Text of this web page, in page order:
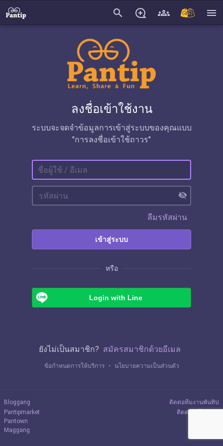
search menu
ลงชื่อเข้าใช้งาน
ระบบจะจดจำข้อมูลการเข้าสู่ระบบของคุณแบบ
"การลงชื่อเข้าใช้ถาวร"
visibility_off
ลืมรหัสผ่าน
เข้าสู่ระบบ
หรือ
Login with Line
ยังไม่เป็นสมาชิก? สมัครสมาชิกด้วยอีเมล
ข้อกำหนดการให้บริการ ・ นโยบายความเป็นส่วนตัว
Bloggang
Pantipmarket
Pantown
Maggang
ติดต่อทีมงานพันทิป
ติดต่อลงโฆษณา